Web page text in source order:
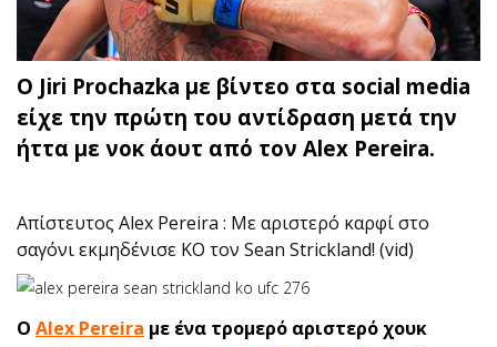
Ο Jiri Prochazka με βίντεο στα social media
είχε την πρώτη του αντίδραση μετά την
ήττα με νοκ άουτ από τον Alex Pereira.
Απίστευτος Alex Pereira : Με αριστερό καρφί στο
σαγόνι εκμηδένισε ΚΟ τον Sean Strickland! (vid)
Ο Alex Pereira με ένα τρομερό αριστερό χουκ